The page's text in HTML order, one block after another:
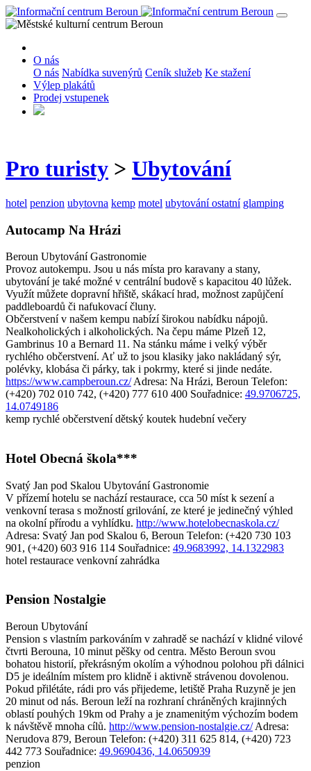
O nás
O nás Nabídka suvenýrů Ceník služeb Ke stažení
Výlep plakátů
Prodej vstupenek
Pro turisty > Ubytování
hotel penzion ubytovna kemp motel ubytování ostatní glamping
Autocamp Na Hrázi
Beroun Ubytování Gastronomie
Provoz autokempu. Jsou u nás místa pro karavany a stany,
ubytování je také možné v centrální budově s kapacitou 40 lůžek.
Využít můžete dopravní hřiště, skákací hrad, možnost zapůjčení
paddleboardů či nafukovací čluny.
Občerstvení v našem kempu nabízí širokou nabídku nápojů.
Nealkoholických i alkoholických. Na čepu máme Plzeň 12,
Gambrinus 10 a Bernard 11. Na stánku máme i velký výběr
rychlého občerstvení. Ať už to jsou klasiky jako nakládaný sýr,
polévky, klobása či párky, tak i pokrmy, které si jinde nedáte.
https://www.campberoun.cz/ Adresa: Na Hrázi, Beroun Telefon:
(+420) 702 010 742, (+420) 777 610 400 Souřadnice: 49.9706725,
14.0749186
kemp rychlé občerstvení dětský koutek hudební večery
Hotel Obecná škola***
Svatý Jan pod Skalou Ubytování Gastronomie
V přízemí hotelu se nachází restaurace, cca 50 míst k sezení a
venkovní terasa s možností grilování, ze které je jedinečný výhled
na okolní přírodu a vyhlídku. http://www.hotelobecnaskola.cz/
Adresa: Svatý Jan pod Skalou 6, Beroun Telefon: (+420 730 103
901, (+420) 603 916 114 Souřadnice: 49.9683992, 14.1322983
hotel restaurace venkovní zahrádka
Pension Nostalgie
Beroun Ubytování
Pension s vlastním parkováním v zahradě se nachází v klidné vilové
čtvrti Berouna, 10 minut pěšky od centra. Město Beroun svou
bohatou historií, překrásným okolím a výhodnou polohou při dálnici
D5 je ideálním místem pro klidně i aktivně strávenou dovolenou.
Pokud přilétáte, rádi pro vás přijedeme, letiště Praha Ruzyně je jen
20 minut od nás. Beroun leží na rozhraní chráněných krajinných
oblastí pouhých 19km od Prahy a je znamenitým výchozím bodem
k návštěvě mnoha cílů. http://www.pension-nostalgie.cz/ Adresa:
Nerudova 879, Beroun Telefon: (+420) 311 625 814, (+420) 723
442 773 Souřadnice: 49.9690436, 14.0650939
penzion